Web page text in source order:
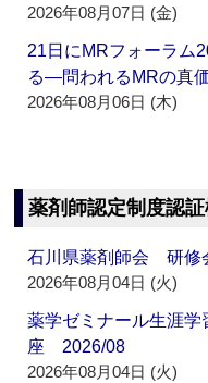
2026年08月07日 (金)
21日にMRフォーラム
る―問われるMRの真
2026年08月06日 (木)
薬剤師認定制度認
石川県薬剤師会 研
2026年08月04日 (火)
薬学ゼミナール生涯
座 2026/08
2026年08月04日 (火)